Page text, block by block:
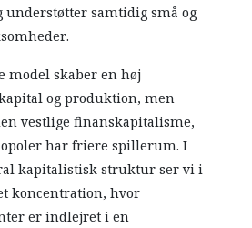
understøtter samtidig små og
model skaber en høj
og produktion, men
vestlige finanskapitalisme,
har friere spillerum. I
kapitalistisk struktur ser vi i
koncentration, hvor
er indlejret i en